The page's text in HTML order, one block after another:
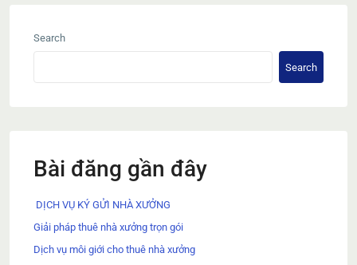
Search
Search
Bài đăng gần đây
DỊCH VỤ KÝ GỬI NHÀ XƯỞNG
Giải pháp thuê nhà xưởng trọn gói
Dịch vụ môi giới cho thuê nhà xưởng